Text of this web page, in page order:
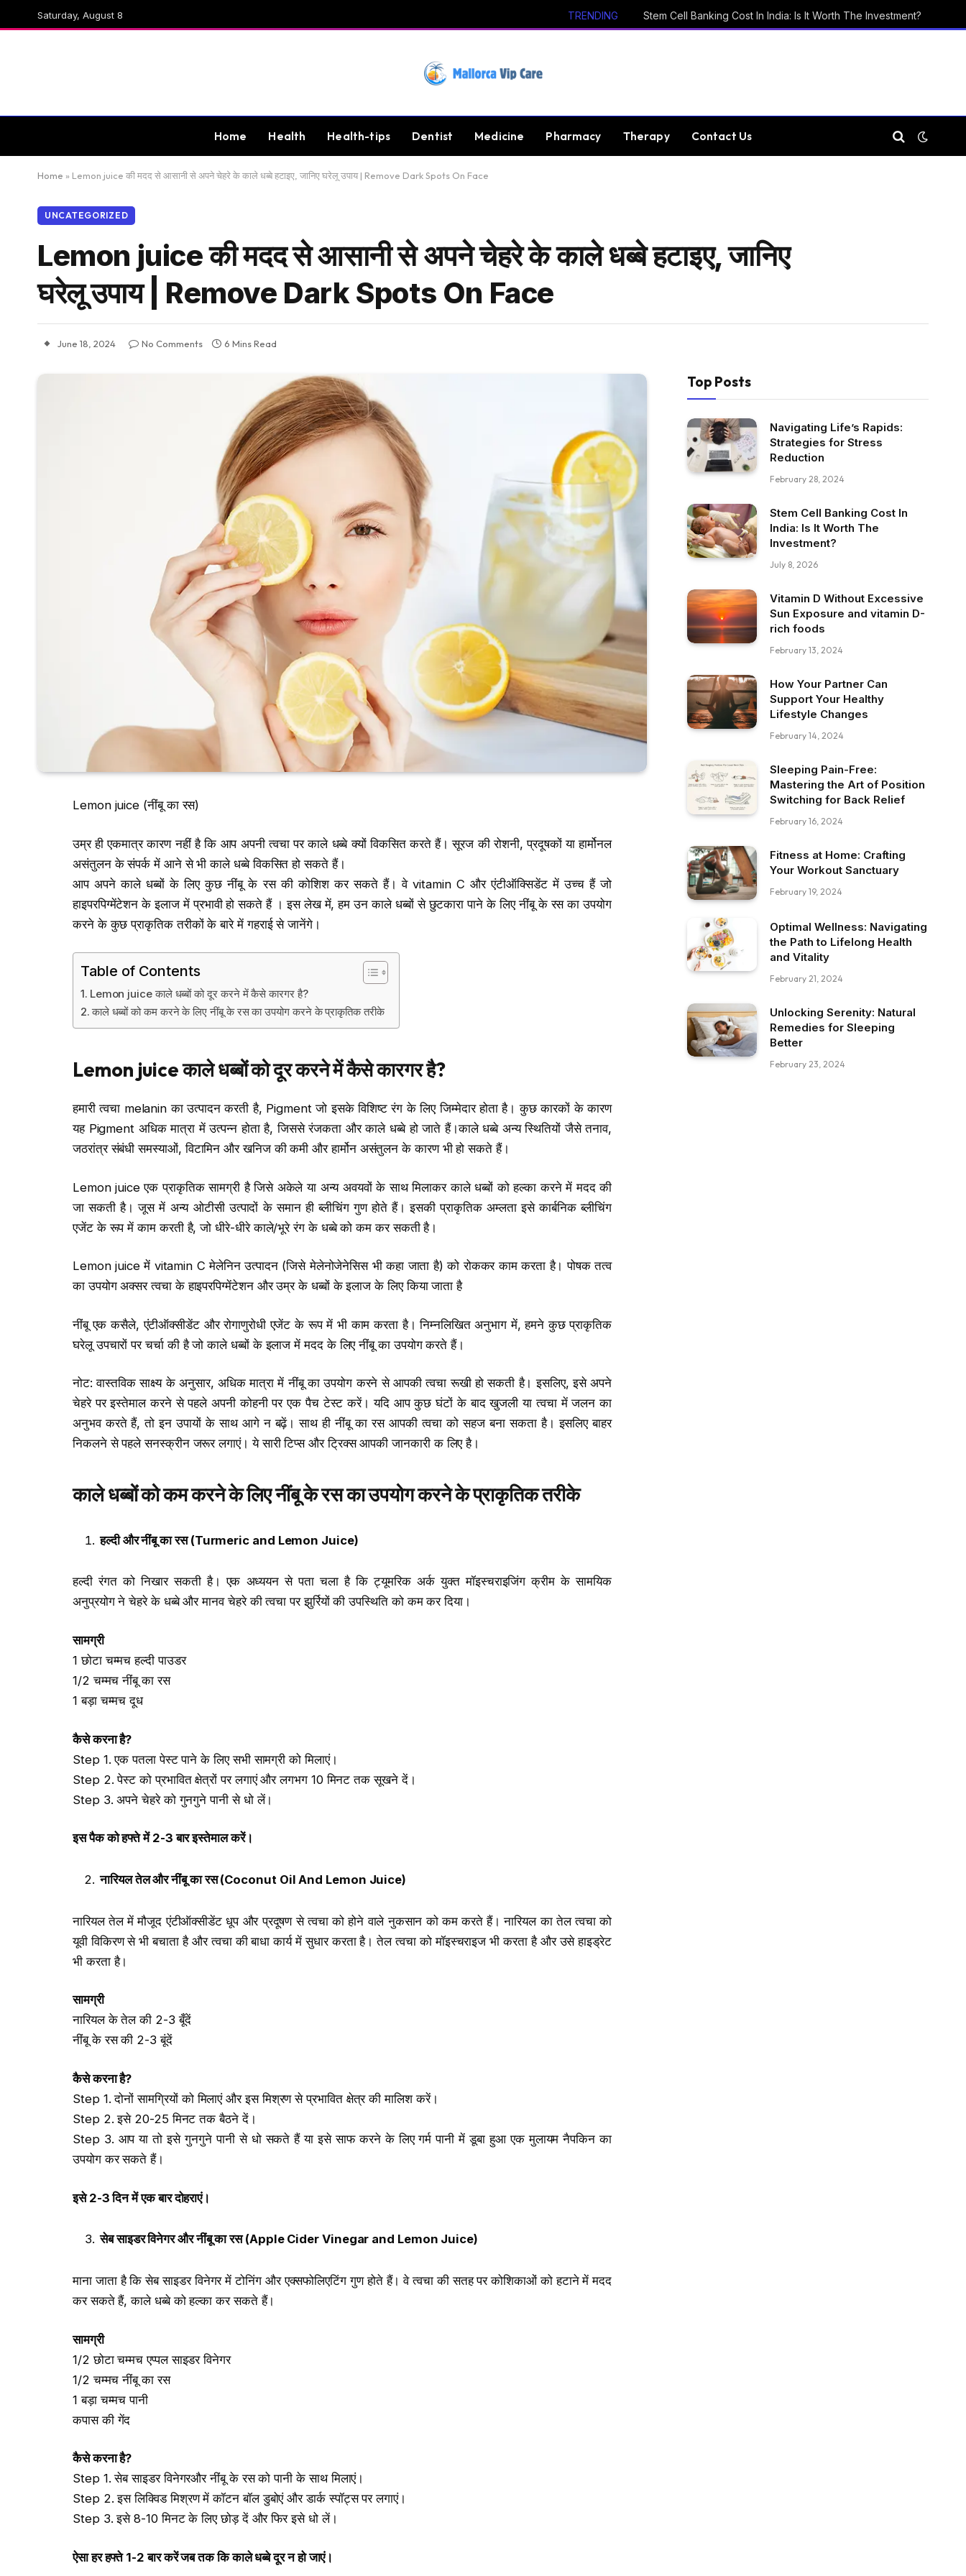
Saturday, August 8 TRENDING Stem Cell Banking Cost In India: Is It Worth The Investment?
Home Health Health-tips Dentist Medicine Pharmacy Therapy Contact Us
Home » Lemon juice की मदद से आसानी से अपने चेहरे के काले धब्बे हटाइए, जानिए घरेलू उपाय | Remove Dark Spots On Face
UNCATEGORIZED
Lemon juice की मदद से आसानी से अपने चेहरे के काले धब्बे हटाइए, जानिए
घरेलू उपाय | Remove Dark Spots On Face
June 18, 2024 No Comments 6 Mins Read
Lemon juice (नींबू का रस)
उम्र ही एकमात्र कारण नहीं है कि आप अपनी त्वचा पर काले धब्बे क्यों विकसित करते हैं। सूरज की रोशनी, प्रदूषकों या हार्मोनल
असंतुलन के संपर्क में आने से भी काले धब्बे विकसित हो सकते हैं।
आप अपने काले धब्बों के लिए कुछ नींबू के रस की कोशिश कर सकते हैं। वे vitamin C और एंटीऑक्सिडेंट में उच्च हैं जो
हाइपरपिग्मेंटेशन के इलाज में प्रभावी हो सकते हैं । इस लेख में, हम उन काले धब्बों से छुटकारा पाने के लिए नींबू के रस का उपयोग
करने के कुछ प्राकृतिक तरीकों के बारे में गहराई से जानेंगे।
Table of Contents
Lemon juice काले धब्बों को दूर करने में कैसे कारगर है?
काले धब्बों को कम करने के लिए नींबू के रस का उपयोग करने के प्राकृतिक तरीके
Lemon juiceकाले धब्बों को दूर करने में कैसे कारगर है?
हमारी त्वचा melanin का उत्पादन करती है, Pigment जो इसके विशिष्ट रंग के लिए जिम्मेदार होता है। कुछ कारकों के कारण
यह Pigment अधिक मात्रा में उत्पन्न होता है, जिससे रंजकता और काले धब्बे हो जाते हैं।काले धब्बे अन्य स्थितियों जैसे तनाव,
जठरांत्र संबंधी समस्याओं, विटामिन और खनिज की कमी और हार्मोन असंतुलन के कारण भी हो सकते हैं।
Lemon juice एक प्राकृतिक सामग्री है जिसे अकेले या अन्य अवयवों के साथ मिलाकर काले धब्बों को हल्का करने में मदद की
जा सकती है। जूस में अन्य ओटीसी उत्पादों के समान ही ब्लीचिंग गुण होते हैं। इसकी प्राकृतिक अम्लता इसे कार्बनिक ब्लीचिंग
एजेंट के रूप में काम करती है, जो धीरे-धीरे काले/भूरे रंग के धब्बे को कम कर सकती है।
Lemon juice में vitamin C मेलेनिन उत्पादन (जिसे मेलेनोजेनेसिस भी कहा जाता है) को रोककर काम करता है। पोषक तत्व
का उपयोग अक्सर त्वचा के हाइपरपिग्मेंटेशन और उम्र के धब्बों के इलाज के लिए किया जाता है
नींबू एक कसैले, एंटीऑक्सीडेंट और रोगाणुरोधी एजेंट के रूप में भी काम करता है। निम्नलिखित अनुभाग में, हमने कुछ प्राकृतिक
घरेलू उपचारों पर चर्चा की है जो काले धब्बों के इलाज में मदद के लिए नींबू का उपयोग करते हैं।
नोट: वास्तविक साक्ष्य के अनुसार, अधिक मात्रा में नींबू का उपयोग करने से आपकी त्वचा रूखी हो सकती है। इसलिए, इसे अपने
चेहरे पर इस्तेमाल करने से पहले अपनी कोहनी पर एक पैच टेस्ट करें। यदि आप कुछ घंटों के बाद खुजली या त्वचा में जलन का
अनुभव करते हैं, तो इन उपायों के साथ आगे न बढ़ें। साथ ही नींबू का रस आपकी त्वचा को सहज बना सकता है। इसलिए बाहर
निकलने से पहले सनस्क्रीन जरूर लगाएं। ये सारी टिप्स और ट्रिक्स आपकी जानकारी क लिए है।
काले धब्बों को कम करने के लिए नींबू के रस का उपयोग करने के प्राकृतिक तरीके
हल्दी और नींबू का रस(Turmeric and Lemon Juice)
हल्दी रंगत को निखार सकती है। एक अध्ययन से पता चला है कि ट्यूमरिक अर्क युक्त मॉइस्चराइजिंग क्रीम के सामयिक
अनुप्रयोग ने चेहरे के धब्बे और मानव चेहरे की त्वचा पर झुर्रियों की उपस्थिति को कम कर दिया।
सामग्री
1 छोटा चम्मच हल्दी पाउडर
1/2 चम्मच नींबू का रस
1 बड़ा चम्मच दूध
कैसे करना है?
Step 1. एक पतला पेस्ट पाने के लिए सभी सामग्री को मिलाएं।
Step 2. पेस्ट को प्रभावित क्षेत्रों पर लगाएं और लगभग 10 मिनट तक सूखने दें।
Step 3. अपने चेहरे को गुनगुने पानी से धो लें।
इस पैक को हफ्ते में 2-3बार इस्तेमाल करें।
नारियल तेल और नींबू का रस(Coconut Oil And Lemon Juice)
नारियल तेल में मौजूद एंटीऑक्सीडेंट धूप और प्रदूषण से त्वचा को होने वाले नुकसान को कम करते हैं। नारियल का तेल त्वचा को
यूवी विकिरण से भी बचाता है और त्वचा की बाधा कार्य में सुधार करता है। तेल त्वचा को मॉइस्चराइज भी करता है और उसे हाइड्रेट
भी करता है।
सामग्री
नारियल के तेल की 2-3 बूँदें
नींबू के रस की 2-3 बूंदें
कैसे करना है?
Step 1. दोनों सामग्रियों को मिलाएं और इस मिश्रण से प्रभावित क्षेत्र की मालिश करें।
Step 2. इसे 20-25 मिनट तक बैठने दें।
Step 3. आप या तो इसे गुनगुने पानी से धो सकते हैं या इसे साफ करने के लिए गर्म पानी में डूबा हुआ एक मुलायम नैपकिन का
उपयोग कर सकते हैं।
इसे2-3दिन में एक बार दोहराएं।
सेब साइडर विनेगर और नींबू का रस(Apple Cider Vinegar and Lemon Juice)
माना जाता है कि सेब साइडर विनेगर में टोनिंग और एक्सफोलिएटिंग गुण होते हैं। वे त्वचा की सतह पर कोशिकाओं को हटाने में मदद
कर सकते हैं, काले धब्बे को हल्का कर सकते हैं।
सामग्री
1/2 छोटा चम्मच एप्पल साइडर विनेगर
1/2 चम्मच नींबू का रस
1 बड़ा चम्मच पानी
कपास की गेंद
कैसे करना है?
Step 1. सेब साइडर विनेगरऔर नींबू के रस को पानी के साथ मिलाएं।
Step 2. इस लिक्विड मिश्रण में कॉटन बॉल डुबोएं और डार्क स्पॉट्स पर लगाएं।
Step 3. इसे 8-10 मिनट के लिए छोड़ दें और फिर इसे धो लें।
ऐसा हर हफ्ते 1-2बार करें जब तक कि काले धब्बे दूर न हो जाएं।
Top Posts
Navigating Life’s Rapids:
Strategies for Stress
Reduction
February 28, 2024
Stem Cell Banking Cost In
India: Is It Worth The
Investment?
July 8, 2026
Vitamin D Without Excessive
Sun Exposure and vitamin D-
rich foods
February 13, 2024
How Your Partner Can
Support Your Healthy
Lifestyle Changes
February 14, 2024
Sleeping Pain-Free:
Mastering the Art of Position
Switching for Back Relief
February 16, 2024
Fitness at Home: Crafting
Your Workout Sanctuary
February 19, 2024
Optimal Wellness: Navigating
the Path to Lifelong Health
and Vitality
February 21, 2024
Unlocking Serenity: Natural
Remedies for Sleeping
Better
February 23, 2024